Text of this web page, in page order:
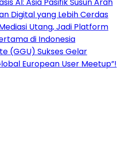
Digital yang Lebih Cerdas
Utang, Jadi Platform
di Indonesia
(GGU) Sukses Gelar
European User Meetup”!